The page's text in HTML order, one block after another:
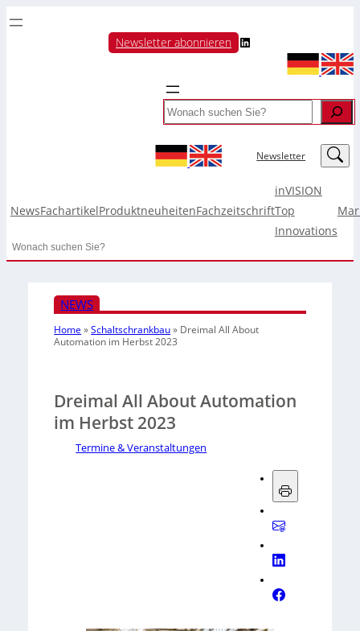
Newsletter abonnieren LinkedIn
Search
Newsletter LinkedIn
NewsFachartikelProduktneuheitenFachzeitschrift
inVISION
Top
Innovations
Search
NEWS
Home »Schaltschrankbau» Dreimal All About
Automation im Herbst 2023
Dreimal All About Automation
im Herbst 2023
Termine & Veranstaltungen